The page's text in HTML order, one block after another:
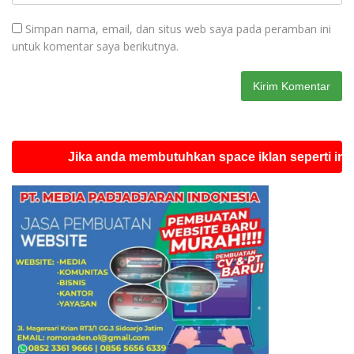
Simpan nama, email, dan situs web saya pada peramban ini
untuk komentar saya berikutnya.
Jika anda membutuhkan space iklan seperti ini silahkan